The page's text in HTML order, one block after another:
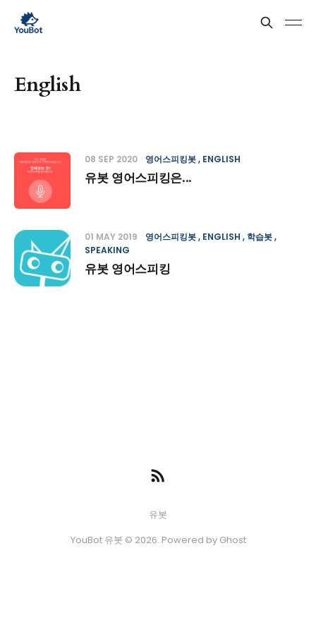
English
08 SEP 2020 영어스피킹봇 ENGLISH
유봇 영어스피킹은...
01 MAY 2019 영어스피킹봇 ENGLISH
학습봇
SPEAKING
유봇 영어스피킹
유봇
YouBot 유봇 © 2026. Powered by Ghost